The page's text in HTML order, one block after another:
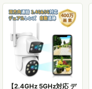
【2.4GHz 5GHz対応 デ